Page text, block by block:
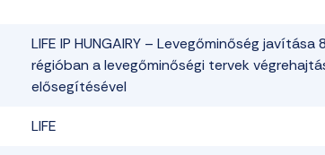
LIFE IP HUNGAIRY – Levegőminőség javítása 8
régióban a levegőminőségi tervek
elősegítésével
LIFE